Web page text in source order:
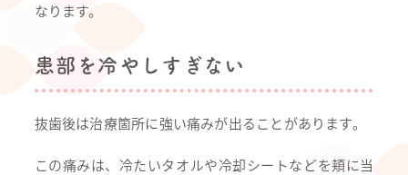
なります。
患部を冷やしすぎない
抜歯後は治療箇所に強い痛みが出ることがあります。
この痛みは、冷たいタオルや冷却シートなどを頬に当